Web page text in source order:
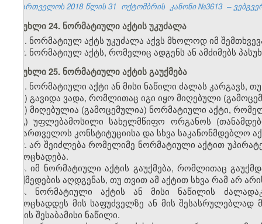
საქართველოს 2018 წლის 31 ოქტომბრის კანონი №3613 –
მუხლი 24. ნორმატიული აქტის უკუძალა
1. ნორმატიულ აქტს უკუძალა აქვს მხოლოდ იმ
2. ნორმატიულ აქტს, რომელიც ადგენს ან ამძიმებს
მუხლი 25. ნორმატიული აქტის გაუქმება
1. ნორმატიული აქტი ან მისი ნაწილი ძალას კარგავს,
ა) გავიდა ვადა, რომლითაც იგი იყო მიღებული
ბ) მიღებულია (გამოცემულია) ნორმატიული აქტი,
გ) უფლებამოსილი სახელმწიფო ორგანოს
საქართველოს კონსტიტუციისა და სხვა საკანონმდებლო
2. არ შეიძლება რომელიმე ნორმატიული აქტით
გამოცხადება.
3. იმ ნორმატიული აქტის გაუქმება, რომლითაც
მოქმედების აღდგენას, თუ თვით ამ აქტით სხვა რამ არ
4. ნორმატიული აქტის ან მისი ნაწილის
გამოცხადდეს მის საფუძველზე ან მის
აქტის შესაბამისი ნაწილი.